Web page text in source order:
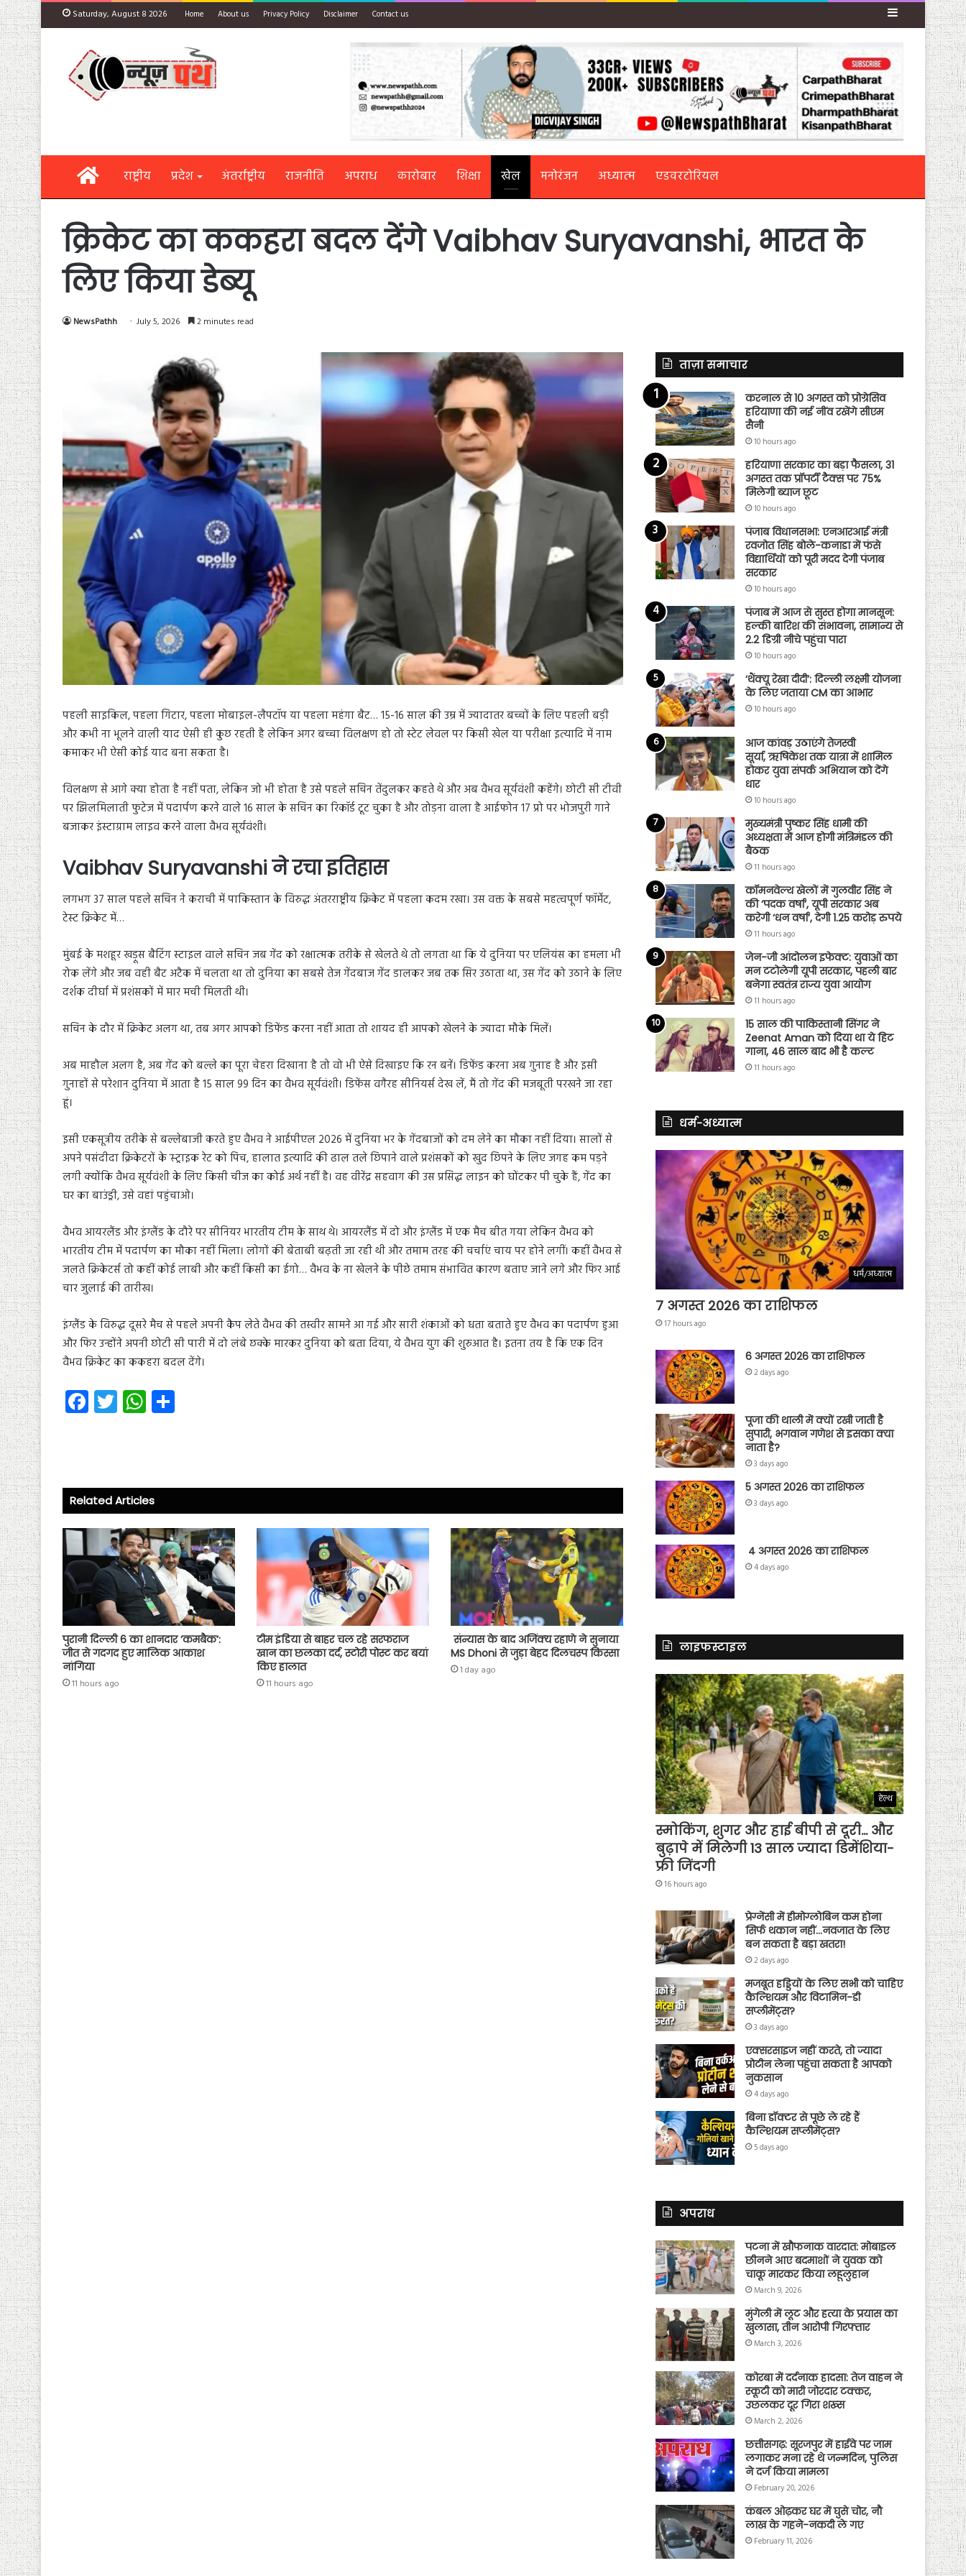
Saturday, August 8 2026 Home About us Privacy Policy Disclaimer Contact us Sidebar
Homeराष्ट्रीय प्रदेश अंतर्राष्ट्रीय राजनीति अपराध कारोबार शिक्षा खेल मनोरंजन अध्यात्म एडवरटोरियल
क्रिकेट का ककहरा बदल देंगे Vaibhav Suryavanshi, भारत के
लिए किया डेब्यू
NewsPathh July 5, 2026 2 minutes read
पहली साइकिल, पहला गिटार, पहला मोबाइल-लैपटॉप या पहला महंगा बैट… 15-16 साल की उम्र में ज्यादातर बच्चों के लिए पहली बड़ी
और कभी ना भूलने वाली याद ऐसी ही कुछ रहती है लेकिन अगर बच्चा विलक्षण हो तो स्टेट लेवल पर किसी खेल या परीक्षा इत्यादि में नाम
कमाकर भी ऐसी कोई याद बना सकता है।
विलक्षण से आगे क्या होता है नहीं पता, लेकिन जो भी होता है उसे पहले सचिन तेंदुलकर कहते थे और अब वैभव सूर्यवंशी कहेंगे। छोटी सी टीवी
पर झिलमिलाती फुटेज में पदार्पण करने वाले 16 साल के सचिन का रिकॉर्ड टूट चुका है और तोड़ना वाला है आईफोन 17 प्रो पर भोजपुरी गाने
बजाकर इंस्टाग्राम लाइव करने वाला वैभव सूर्यवंशी।
Vaibhav Suryavanshi ने रचा इतिहास
लगभग 37 साल पहले सचिन ने कराची में पाकिस्तान के विरुद्ध अंतरराष्ट्रीय क्रिकेट में पहला कदम रखा। उस वक्त के सबसे महत्वपूर्ण फॉर्मेट,
टेस्ट क्रिकेट में…
मुंबई के मशहूर खड़ूस बैटिंग स्टाइल वाले सचिन जब गेंद को रक्षात्मक तरीके से खेलते थे तो लगता था कि ये दुनिया पर एलियंस का हमला भी
रोक लेंगे और जब वही बैट अटैक में चलता था तो दुनिया का सबसे तेज गेंदबाज गेंद डालकर जब तक सिर उठाता था, उस गेंद को उठाने के लिए
दर्शक दीर्घा में प्रशंसकों में मार मची मिलती थी।
सचिन के दौर में क्रिकेट अलग था, तब अगर आपको डिफेंड करना नहीं आता तो शायद ही आपको खेलने के ज्यादा मौके मिलें।
अब माहौल अलग है, अब गेंद को बल्ले का पूरा चेहरा दिखाना है तो वो भी ऐसे दिखाइए कि रन बनें। डिफेंड करना अब गुनाह है और इसी
गुनाहों से परेशान दुनिया में आता है 15 साल 99 दिन का वैभव सूर्यवंशी। डिफेंस वगैरह सीनियर्स देख लें, मैं तो गेंद की मजबूती परखने जा रहा
हूं।
इसी एकसूत्रीय तरीके से बल्लेबाजी करते हुए वैभव ने आईपीएल 2026 में दुनिया भर के गेंदबाजों को दम लेने का मौका नहीं दिया। सालों से
अपने पसंदीदा क्रिकेटरों के स्ट्राइक रेट को पिच, हालात इत्यादि की ढाल तले छिपाने वाले प्रशंसकों को खुद छिपने के लिए जगह कम पड़ने
लगी क्योंकि वैभव सूर्यवंशी के लिए किसी चीज का कोई अर्थ नहीं है। वह वीरेंद्र सहवाग की उस प्रसिद्ध लाइन को घोंटकर पी चुके हैं, गेंद का
घर का बाउंड्री, उसे वहां पहुंचाओ।
वैभव आयरलैंड और इंग्लैंड के दौरे पर सीनियर भारतीय टीम के साथ थे। आयरलैंड में दो और इंग्लैंड में एक मैच बीत गया लेकिन वैभव को
भारतीय टीम में पदार्पण का मौका नहीं मिला। लोगों की बेताबी बढ़ती जा रही थी और तमाम तरह की चर्चाएं चाय पर होने लगीं। कहीं वैभव से
जलते क्रिकेटर्स तो कहीं कोई लाबी और कहीं किसी का ईगो… वैभव के ना खेलने के पीछे तमाम संभावित कारण बताए जाने लगे और फिर आई
चार जुलाई की तारीख।
इंग्लैंड के विरुद्ध दूसरे मैच से पहले अपनी कैप लेते वैभव की तस्वीर सामने आ गई और सारी शंकाओं को धता बताते हुए वैभव का पदार्पण हुआ
और फिर उन्होंने अपनी छोटी सी पारी में दो लंबे छक्के मारकर दुनिया को बता दिया, ये वैभव युग की शुरुआत है। इतना तय है कि एक दिन
वैभव क्रिकेट का ककहरा बदल देंगे।
Fa
ce
ok
T
wi
W
ha
p
p
Related Articles
पुरानी दिल्ली 6 का शानदार ‘कमबैक’:
जीत से गदगद हुए मालिक आकाश
नांगिया
11 hours ago
टीम इंडिया से बाहर चल रहे सरफराज
खान का छलका दर्द, स्टोरी पोस्ट कर बयां
किए हालात
11 hours ago
संन्यास के बाद अजिंक्‍य रहाणे ने सुनाया
MS Dhoni से जुड़ा बेहद दिलचस्प किस्सा
1 day ago
ताज़ा समाचार
करनाल से 10 अगस्त को प्रोग्रेसिव
हरियाणा की नई नींव रखेंगे सीएम
सैनी
10 hours ago
हरियाणा सरकार का बड़ा फैसला, 31
अगस्त तक प्रॉपर्टी टैक्स पर 75%
मिलेगी ब्याज छूट
10 hours ago
पंजाब विधानसभा: एनआरआई मंत्री
रवजोत सिंह बोले-कनाडा में फंसे
विद्यार्थियों को पूरी मदद देगी पंजाब
सरकार
10 hours ago
पंजाब में आज से सुस्त होगा मानसून:
हल्की बारिश की संभावना, सामान्य से
2.2 डिग्री नीचे पहुंचा पारा
10 hours ago
‘थैंक्यू रेखा दीदी’: दिल्ली लक्ष्मी योजना
के लिए जताया CM का आभार
10 hours ago
आज कांवड़ उठाएंगे तेजस्वी
सूर्या, ऋषिकेश तक यात्रा में शामिल
होकर युवा संपर्क अभियान को देंगे
धार
10 hours ago
मुख्यमंत्री पुष्कर सिंह धामी की
अध्यक्षता में आज होगी मंत्रिमंडल की
बैठक
11 hours ago
कॉमनवेल्थ खेलों में गुलवीर सिंह ने
की ‘पदक वर्षा’, यूपी सरकार अब
करेगी ‘धन वर्षा’, देगी 1.25 करोड़ रुपये
11 hours ago
जेन-जी आंदोलन इफेक्ट: युवाओं का
मन टटोलेगी यूपी सरकार, पहली बार
बनेगा स्वतंत्र राज्य युवा आयोग
11 hours ago
15 साल की पाकिस्तानी सिंगर ने
Zeenat Aman को दिया था ये हिट
गाना, 46 साल बाद भी है कल्ट
11 hours ago
धर्म-अध्यात्म
धर्म/अध्यात्म
7 अगस्त 2026 का राशिफल
17 hours ago
6 अगस्त 2026 का राशिफल
2 days ago
पूजा की थाली में क्यों रखी जाती है
सुपारी, भगवान गणेश से इसका क्या
नाता है?
3 days ago
5 अगस्त 2026 का राशिफल
3 days ago
4 अगस्त 2026 का राशिफल
4 days ago
लाइफस्टाइल
हेल्थ
स्मोकिंग, शुगर और हाई बीपी से दूरी… और
बुढ़ापे में मिलेगी 13 साल ज्यादा डिमेंशिया-
फ्री जिंदगी
16 hours ago
प्रेग्नेंसी में हीमोग्लोबिन कम होना
सिर्फ थकान नहीं…नवजात के लिए
बन सकता है बड़ा खतरा!
2 days ago
मजबूत हड्डियों के लिए सभी को चाहिए
कैल्शियम और विटामिन-डी
सप्लीमेंट्स?
3 days ago
एक्सरसाइज नहीं करते, तो ज्यादा
प्रोटीन लेना पहुंचा सकता है आपको
नुकसान
4 days ago
बिना डॉक्टर से पूछे ले रहे हैं
कैल्शियम सप्लीमेंट्स?
5 days ago
अपराध
पटना में खौफनाक वारदात: मोबाइल
छीनने आए बदमाशों ने युवक को
चाकू मारकर किया लहूलुहान
March 9, 2026
मुंगेली में लूट और हत्या के प्रयास का
खुलासा, तीन आरोपी गिरफ्तार
March 3, 2026
कोरबा में दर्दनाक हादसा: तेज वाहन ने
स्कूटी को मारी जोरदार टक्कर,
उछलकर दूर गिरा शख्स
March 2, 2026
छत्तीसगढ़: सूरजपुर में हाईवे पर जाम
लगाकर मना रहे थे जन्मदिन, पुलिस
ने दर्ज किया मामला
February 20, 2026
कंबल ओढ़कर घर में घुसे चोर, नौ
लाख के गहने-नकदी ले गए
February 11, 2026